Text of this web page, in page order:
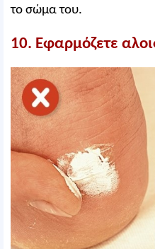
το σώμα του.
10. Εφαρμόζετε